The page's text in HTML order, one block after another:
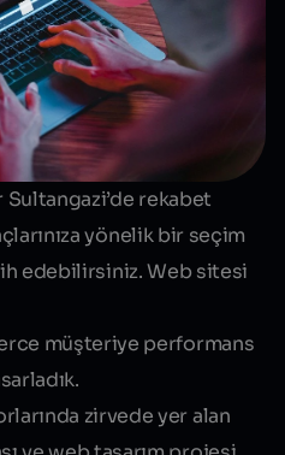
rekabet
yönelik bir seçim
edebilirsiniz. Web sitesi
müşteriye performans
zirvede yer alan